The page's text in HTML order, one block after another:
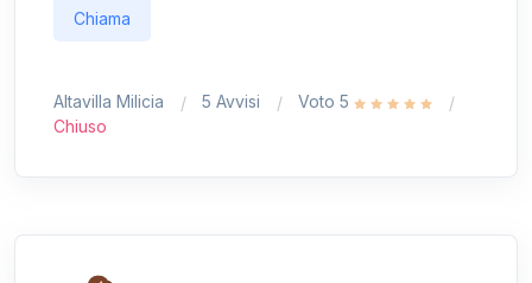
Chiama
Altavilla Milicia 5 Avvisi
Voto 5
Chiuso